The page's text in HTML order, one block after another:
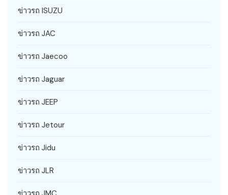
ข่าวรถ ISUZU
ข่าวรถ JAC
ข่าวรถ Jaecoo
ข่าวรถ Jaguar
ข่าวรถ JEEP
ข่าวรถ Jetour
ข่าวรถ Jidu
ข่าวรถ JLR